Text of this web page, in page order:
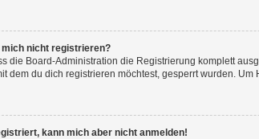
nicht registrieren?
die Board-Administration die Registrierung komplett
dem du dich registrieren möchtest, gesperrt wurden.
kann mich aber nicht anmelden!